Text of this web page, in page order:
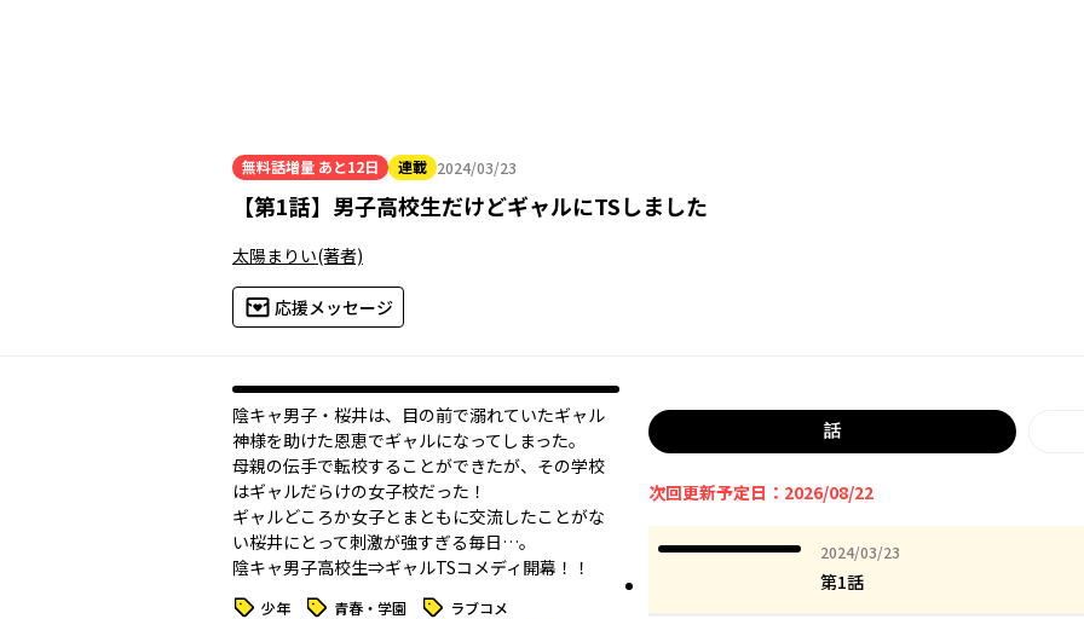
無料話増量 あと12日 連載 2024/03/23
2024年03月23日
【第1話】 男子高校生だけどギャルにTSしました
太陽まりい(著者)
応援メッセージ
陰キャ男子・桜井は、目の前で溺れていたギャル
神様を助けた恩恵でギャルになってしまった。
母親の伝手で転校することができたが、その学校
はギャルだらけの女子校だった！
ギャルどころか女子とまともに交流したことがな
い桜井にとって刺激が強すぎる毎日…。
陰キャ男子高校生⇒ギャルTSコメディ開幕！！
タグ 少年 タグ 青春・学園 タグ ラブコメ
話
次回更新予定日：2026/08/22
2024/03/23
2024年03月23日
第1話